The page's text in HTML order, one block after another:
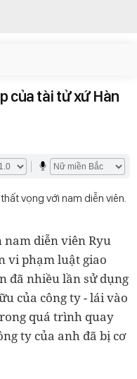
của tài tử xứ Hàn
vọng với nam diễn viên.
nam diễn viên Ryu
vi phạm luật giao
đã nhiều lần sử dụng
của công ty - lái vào
quá trình quay
ty của anh đã bị cơ